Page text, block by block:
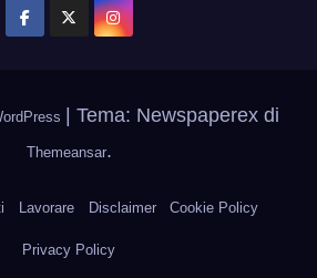
Tema: Newspaperex di
Themeansar.
Lavorare Disclaimer Cookie Policy
Privacy Policy